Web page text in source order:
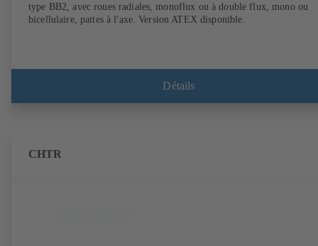
type BB2, avec roues radiales, monoflux ou à double flux, mono ou
bicellulaire, pattes à l'axe. Version ATEX disponible.
Détails
CHTR